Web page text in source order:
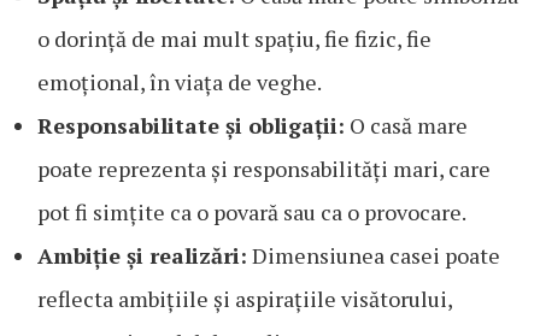
o dorință de mai mult spațiu, fie fizic, fie
emoțional, în viața de veghe.
Responsabilitate și obligații: O casă mare
poate reprezenta și responsabilități mari, care
pot fi simțite ca o povară sau ca o provocare.
Ambiție și realizări: Dimensiunea casei poate
reflecta ambițiile și aspirațiile visătorului,